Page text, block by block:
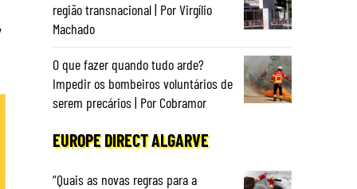
região transnacional | Por Virgílio
Machado
O que fazer quando tudo arde?
Impedir os bombeiros voluntários de
serem precários | Por Cobramor
EUROPE DIRECT ALGARVE
“Quais as novas regras para a